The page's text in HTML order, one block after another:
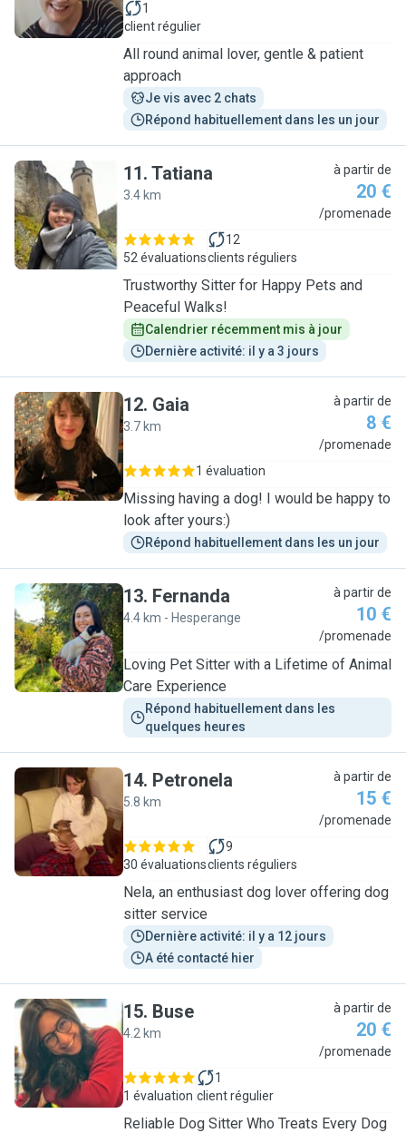
1
client régulier
All round animal lover, gentle & patient
approach
Je vis avec 2 chats
Répond habituellement dans les un jour
T
11. Tatiana
3.4 km
à partir de
20 €
/promenade
52 évaluations
12
clients réguliers
Trustworthy Sitter for Happy Pets and
Peaceful Walks!
Calendrier récemment mis à jour
Dernière activité: il y a 3 jours
G
12. Gaia
3.7 km
à partir de
8 €
/promenade
1 évaluation
Missing having a dog! I would be happy to
look after yours:)
Répond habituellement dans les un jour
F
13. Fernanda
4.4 km - Hesperange
à partir de
10 €
/promenade
Loving Pet Sitter with a Lifetime of Animal
Care Experience
Répond habituellement dans les
quelques heures
P
14. Petronela
5.8 km
à partir de
15 €
/promenade
30 évaluations
9
clients réguliers
Nela, an enthusiast dog lover offering dog
sitter service
Dernière activité: il y a 12 jours
A été contacté hier
B
15. Buse
4.2 km
à partir de
20 €
/promenade
1 évaluation
1
client régulier
Reliable Dog Sitter Who Treats Every Dog